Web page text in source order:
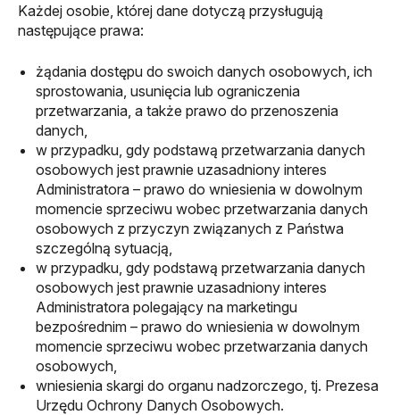
Każdej osobie, której dane dotyczą przysługują
następujące prawa:
żądania dostępu do swoich danych osobowych, ich
sprostowania, usunięcia lub ograniczenia
przetwarzania, a także prawo do przenoszenia
danych,
w przypadku, gdy podstawą przetwarzania danych
osobowych jest prawnie uzasadniony interes
Administratora – prawo do wniesienia w dowolnym
momencie sprzeciwu wobec przetwarzania danych
osobowych z przyczyn związanych z Państwa
szczególną sytuacją,
w przypadku, gdy podstawą przetwarzania danych
osobowych jest prawnie uzasadniony interes
Administratora polegający na marketingu
bezpośrednim – prawo do wniesienia w dowolnym
momencie sprzeciwu wobec przetwarzania danych
osobowych,
wniesienia skargi do organu nadzorczego, tj. Prezesa
Urzędu Ochrony Danych Osobowych.